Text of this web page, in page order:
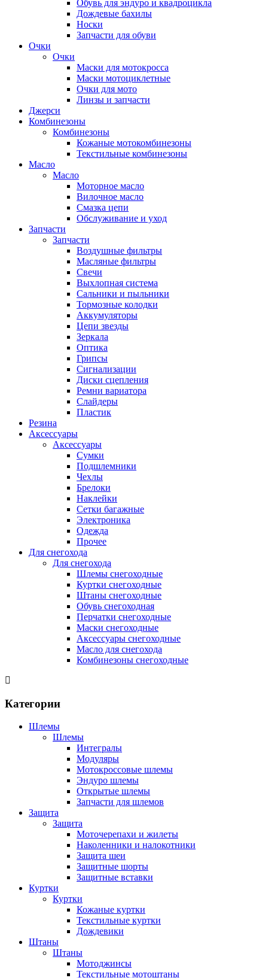
Обувь для эндуро и квадроцикла
Дождевые бахилы
Носки
Запчасти для обуви
Очки
Очки
Маски для мотокросса
Маски мотоциклетные
Очки для мото
Линзы и запчасти
Джерси
Комбинезоны
Комбинезоны
Кожаные мотокомбинезоны
Текстильные комбинезоны
Масло
Масло
Моторное масло
Вилочное масло
Смазка цепи
Обслуживание и уход
Запчасти
Запчасти
Воздушные фильтры
Масляные фильтры
Свечи
Выхлопная система
Сальники и пыльники
Тормозные колодки
Аккумуляторы
Цепи звезды
Зеркала
Оптика
Грипсы
Сигнализации
Диски сцепления
Ремни вариатора
Слайдеры
Пластик
Резина
Аксессуары
Аксессуары
Сумки
Подшлемники
Чехлы
Брелоки
Наклейки
Сетки багажные
Электроника
Одежда
Прочее
Для снегохода
Для снегохода
Шлемы снегоходные
Куртки снегоходные
Штаны снегоходные
Обувь снегоходная
Перчатки снегоходные
Маски снегоходные
Аксессуары снегоходные
Масло для снегохода
Комбинезоны снегоходные
Категории
Шлемы
Шлемы
Интегралы
Модуляры
Мотокроссовые шлемы
Эндуро шлемы
Открытые шлемы
Запчасти для шлемов
Защита
Защита
Моточерепахи и жилеты
Наколенники и налокотники
Защита шеи
Защитные шорты
Защитные вставки
Куртки
Куртки
Кожаные куртки
Текстильные куртки
Дождевики
Штаны
Штаны
Мотоджинсы
Текстильные мотоштаны